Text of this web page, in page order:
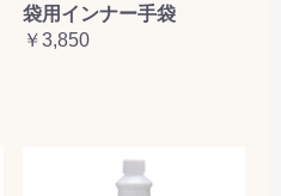
袋用インナー手袋
￥3,850